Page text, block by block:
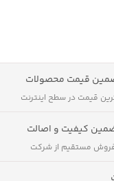
قیمت محصولات
قیمت در سطح اینترنت
کیفیت و اصالت
مستقیم از شرکت